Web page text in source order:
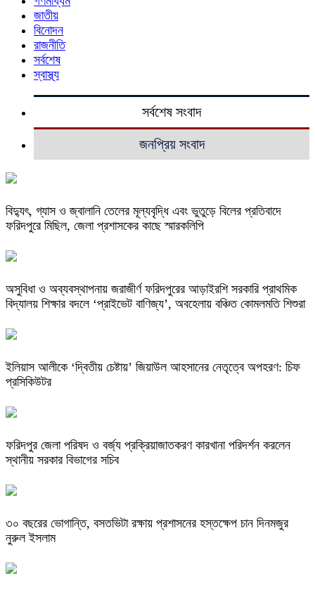
জাতীয়
বিনোদন
রাজনীতি
সর্বশেষ
স্বাস্থ্য
সর্বশেষ সংবাদ
জনপ্রিয় সংবাদ
বিদ্যুৎ, গ্যাস ও জ্বালানি তেলের মূল্যবৃদ্ধি এবং ভুতুড়ে বিলের প্রতিবাদে
ফরিদপুরে মিছিল, জেলা প্রশাসকের কাছে স্মারকলিপি
অসুবিধা ও অব্যবস্থাপনায় জরাজীর্ণ ফরিদপুরের আড়াইরশি সরকারি প্রাথমিক
বিদ্যালয় শিক্ষার বদলে ‘প্রাইভেট বাণিজ্য’, অবহেলায় বঞ্চিত কোমলমতি শিশুরা
ইলিয়াস আলীকে ‘দ্বিতীয় চেষ্টায়’ জিয়াউল আহসানের নেতৃত্বে অপহরণ: চিফ
প্রসিকিউটর
ফরিদপুর জেলা পরিষদ ও বর্জ্য প্রক্রিয়াজাতকরণ কারখানা পরিদর্শন করলেন
স্থানীয় সরকার বিভাগের সচিব
৩০ বছরের ভোগান্তি, বসতভিটা রক্ষায় প্রশাসনের হস্তক্ষেপ চান দিনমজুর
নুরুল ইসলাম